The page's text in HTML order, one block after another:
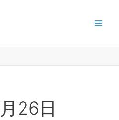
26日